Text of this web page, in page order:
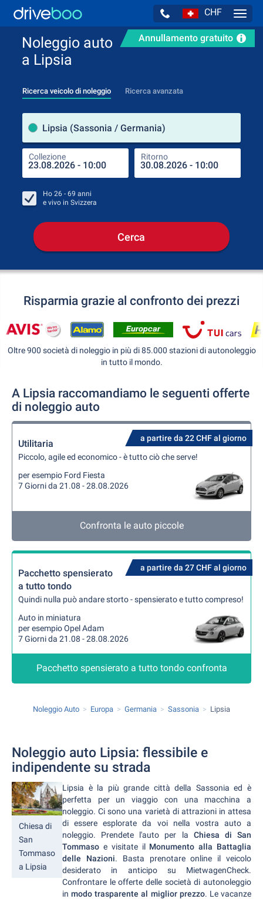
CHF
Annullamento gratuito
Noleggio auto
a Lipsia
Ricerca veicolo di noleggio Ricerca avanzata
Lipsia (Sassonia / Germania)
Collezione Ritorno
Ho 26 - 69 anni
e vivo in Svizzera
Cerca
Risparmia grazie al confronto dei prezzi
Oltre 900 società di noleggio in più di 85.000 stazioni di autonoleggio
in tutto il mondo.
A Lipsia raccomandiamo le seguenti offerte
di noleggio auto
a partire da 22 CHF al giorno
Utilitaria
Piccolo, agile ed economico - è tutto ciò che serve!
per esempio Ford Fiesta
7 Giorni da 21.08 - 28.08.2026
Confronta le auto piccole
a partire da 27 CHF al giorno
Pacchetto spensierato
a tutto tondo
Quindi nulla può andare storto - spensierato e tutto compreso!
Auto in miniatura
per esempio Opel Adam
7 Giorni da 21.08 - 28.08.2026
Pacchetto spensierato a tutto tondo confronta
Noleggio Auto Europa Germania Sassonia Lipsia
Noleggio auto Lipsia: flessibile e
indipendente su strada
Chiesa di
San
Tommaso
a Lipsia
Lipsia è la più grande città della Sassonia ed è
perfetta per un viaggio con una macchina a
noleggio. Ci sono una varietà di attrazioni in attesa
di essere esplorate da voi nella vostra auto a
noleggio. Prendete l'auto per la Chiesa di San
Tommaso e visitate il Monumento alla Battaglia
delle Nazioni. Basta prenotare online il veicolo
desiderato in anticipo su MietwagenCheck.
Confrontare le offerte delle società di autonoleggio
inmodo trasparente al miglior prezzo. Le vacanze